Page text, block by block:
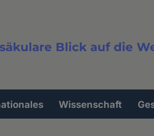
Blick auf die
Wissenschaft